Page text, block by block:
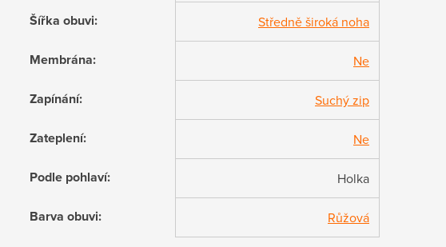
Šířka obuvi: Středně široká noha
Membrána: Ne
Zapínání: Suchý zip
Zateplení: Ne
Podle pohlaví: Holka
Barva obuvi: Růžová